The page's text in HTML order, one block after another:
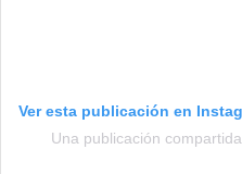
Ver esta publicación en
Una publicación